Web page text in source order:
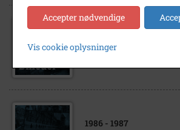
Alsønderup skole 1979/
1986 - 1987
Accepter nødvendige
Vis cookie oplysninger